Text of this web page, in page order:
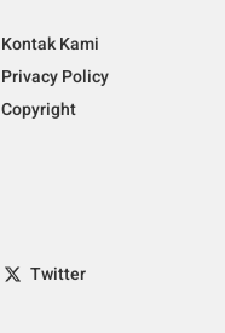
Kontak Kami
Privacy Policy
Copyright
Twitter